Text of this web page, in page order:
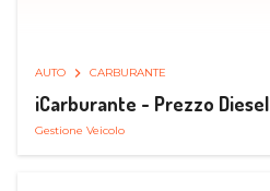
AUTO CARBURANTE
iCarburante - Prezzo Diesel
Gestione Veicolo